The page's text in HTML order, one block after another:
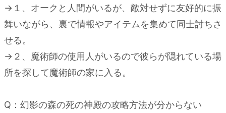
→１、オークと人間がいるが、敵対せずに友好的に振
舞いながら、裏で情報やアイテムを集めて同士討ちさ
せる。
→２、魔術師の使用人がいるので彼らが隠れている場
所を探して魔術師の家に入る。
Q：幻影の森の死の神殿の攻略方法が分からない